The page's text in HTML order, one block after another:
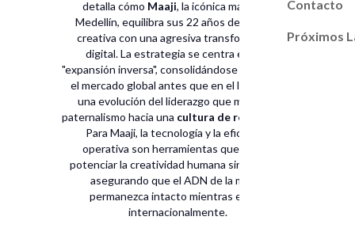
Contacto
Próximos
detalla cómo Maaji, la icónica marca de
Medellín, equilibra sus 22 años de esencia
creativa con una agresiva transformación
digital. La estrategia se centra en una
"expansión inversa", consolidándose primero en
el mercado global antes que en el local, y en
una evolución del liderazgo que migra del
paternalismo hacia una cultura de resultados
Para Maaji, la tecnología y la eficiencia
operativa son herramientas que deben
potenciar la creatividad humana sin limitarla,
asegurando que el ADN de la marca
permanezca intacto mientras escala
internacionalmente.